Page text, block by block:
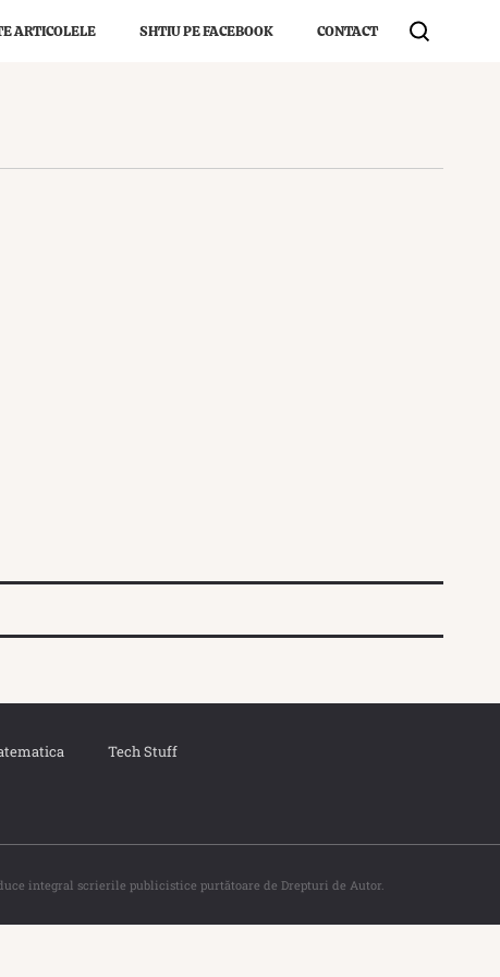
ARTICOLELE SHTIU PE FACEBOOK CONTACT
Tech Stuff
integral scrierile publicistice purtătoare de Drepturi de Autor.